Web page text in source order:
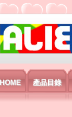
艾利國
HOME 產品目錄